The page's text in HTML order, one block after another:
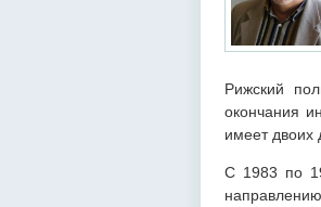
Рижский
окончания
имеет двоих
С 1983 по